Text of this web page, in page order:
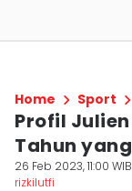
Home Sport
Profil
Tahun
26 Feb 2023, 11:00 WIB
rizkilutfi